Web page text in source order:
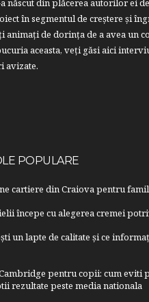
născut din plăcerea autorilor ei
în segmentul de creştere şi
animaţi de dorinţa de a avea un
aceasta, veți găsi aici
avizate.
POPULARE
cartiere din Craiova pentru
începe cu alegerea cremei
un lapte de calitate și ce
pentru copii: cum eviti
rezultate peste media nationala